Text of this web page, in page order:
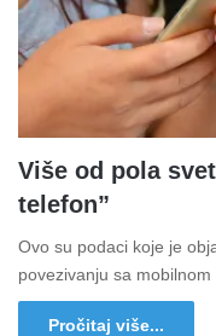
Više od pola
telefon”
Ovo su podaci koje je
povezivanju sa
Pročitaj više...